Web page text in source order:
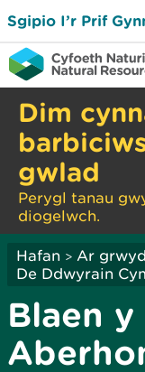
Sgipio I’r Prif
Dim
gwlad
Perygl tanau
diogelwch.
Hafan > Ar
De Ddwyrain
Blaen